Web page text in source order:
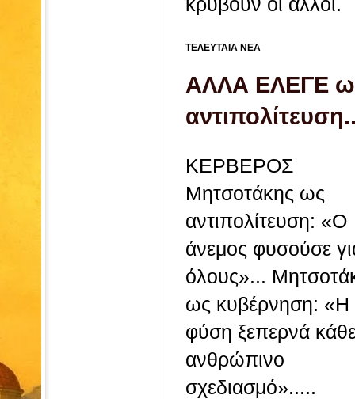
ΤΕΛΕΥΤΑΙΑ ΝΕΑ
ΑΛΛΑ ΕΛΕΓΕ
ΚΕΡΒΕΡΟΣ
Μητσοτάκης ως
αντιπολίτευση: «Ο
άνεμος φυσούσε
όλους»...
ως κυβέρνηση: «Η
φύση ξεπερνά
ανθρώπινο
σχεδιασμό».....